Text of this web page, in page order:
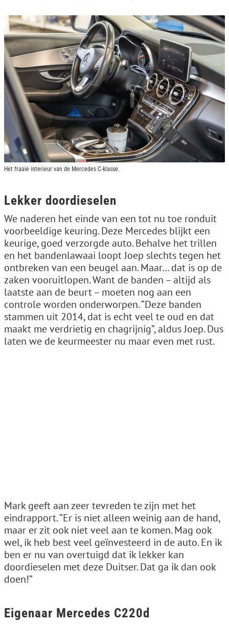
Het fraaie interieur van de Mercedes C-klasse.
Lekker doordieselen
We naderen het einde van een tot nu toe ronduit
voorbeeldige keuring. Deze Mercedes blijkt een
keurige, goed verzorgde auto. Behalve het trillen
en het bandenlawaai loopt Joep slechts tegen het
ontbreken van een beugel aan. Maar… dat is op de
zaken vooruitlopen. Want de banden – altijd als
laatste aan de beurt – moeten nog aan een
controle worden onderworpen. “Deze banden
stammen uit 2014, dat is echt veel te oud en dat
maakt me verdrietig en chagrijnig”, aldus Joep. Dus
laten we de keurmeester nu maar even met rust.
Mark geeft aan zeer tevreden te zijn met het
eindrapport. “Er is niet alleen weinig aan de hand,
maar er zit ook niet veel aan te komen. Mag ook
wel, ik heb best veel geïnvesteerd in de auto. En ik
ben er nu van overtuigd dat ik lekker kan
doordieselen met deze Duitser. Dat ga ik dan ook
doen!”
Eigenaar Mercedes C220d